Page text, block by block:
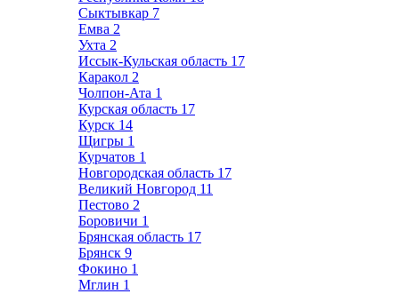
Сыктывкар 7
Емва 2
Ухта 2
Иссык-Кульская область 17
Каракол 2
Чолпон-Ата 1
Курская область 17
Курск 14
Щигры 1
Курчатов 1
Новгородская область 17
Великий Новгород 11
Пестово 2
Боровичи 1
Брянская область 17
Брянск 9
Фокино 1
Мглин 1